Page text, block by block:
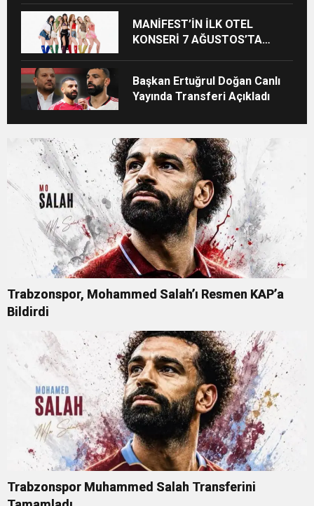
MANİFEST’İN İLK OTEL
KONSERİ 7 AĞUSTOS’TA
Başkan Ertuğrul Doğan Canlı
Yayında Transferi Açıkladı
Trabzonspor, Mohammed Salah’ı Resmen KAP’a
Bildirdi
Trabzonspor Muhammed Salah Transferini